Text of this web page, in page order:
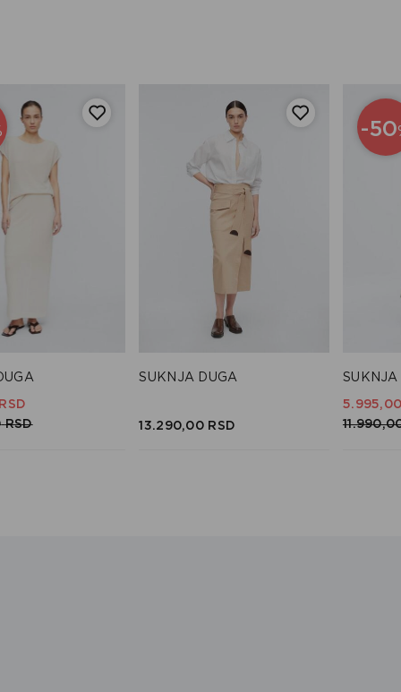
RSD
RSD
SUKNJA DUGA
13.290,00 RSD
-50
SUKNJA
5.995,
11.990,